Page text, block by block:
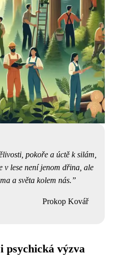
pokoře a úctě k silám,
v lese není jenom dřina, ale
a světa kolem nás.
Prokop Kovář
psychická výzva